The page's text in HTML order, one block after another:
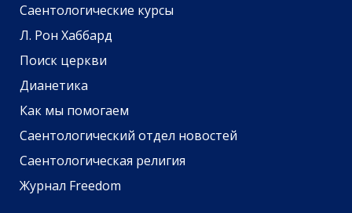
Саентологические курсы
Л. Рон Хаббард
Поиск церкви
Дианетика
Как мы помогаем
Саентологический отдел новостей
Саентологическая религия
Журнал Freedom